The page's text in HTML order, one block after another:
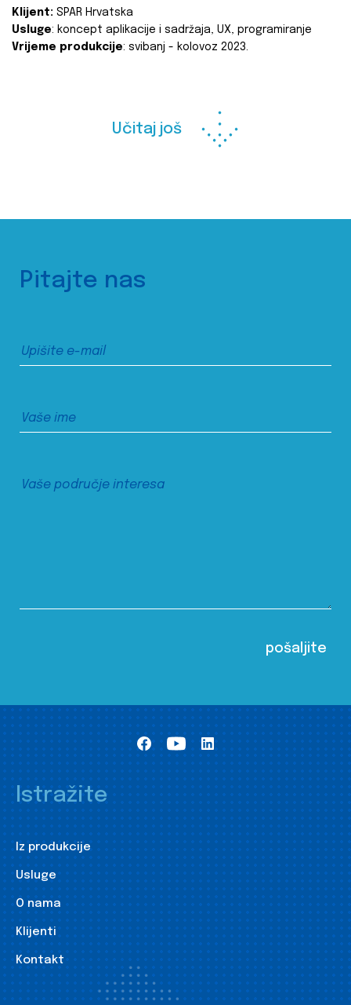
Klijent: SPAR Hrvatska
Usluge: koncept aplikacije i sadržaja, UX, programiranje
Vrijeme produkcije: svibanj - kolovoz 2023.
Učitaj još
Pitajte nas
Istražite
Iz produkcije
Usluge
O nama
Klijenti
Kontakt